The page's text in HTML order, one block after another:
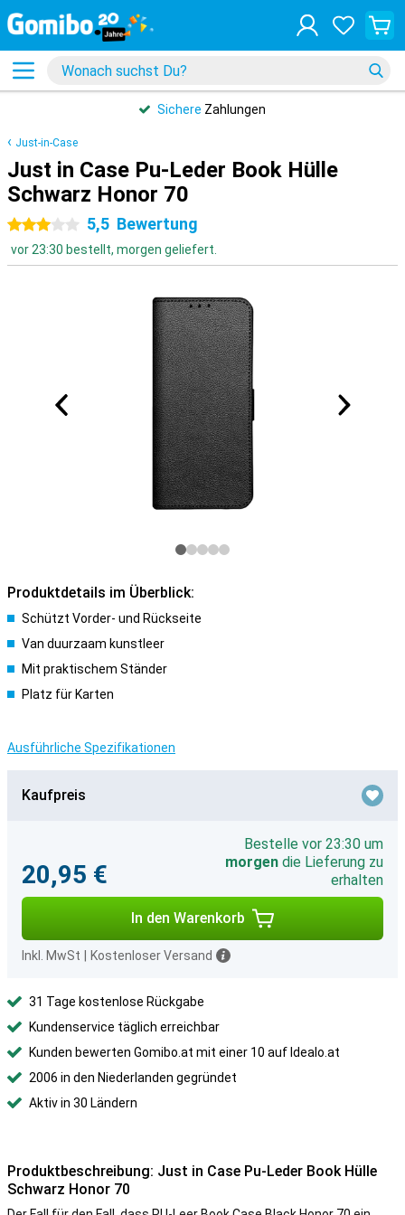
Sichere Zahlungen
Just-in-Case
Just in Case Pu-Leder Book Hülle
Schwarz Honor 70
3 Sterne5,5 Bewertung
vor 23:30 bestellt, morgen geliefert.
Produktdetails im Überblick:
Schützt Vorder- und Rückseite
Van duurzaam kunstleer
Mit praktischem Ständer
Platz für Karten
Ausführliche Spezifikationen
Kaufpreis
20,95 €
Bestelle vor 23:30 um
morgen die Lieferung zu
erhalten
In den Warenkorb
Inkl. MwSt Kostenloser Versand
31 Tage kostenlose Rückgabe
Kundenservice täglich erreichbar
Kunden bewerten Gomibo.at mit einer 10 auf Idealo.at
2006 in den Niederlanden gegründet
Aktiv in 30 Ländern
Produktbeschreibung: Just in Case Pu-Leder Book Hülle
Schwarz Honor 70